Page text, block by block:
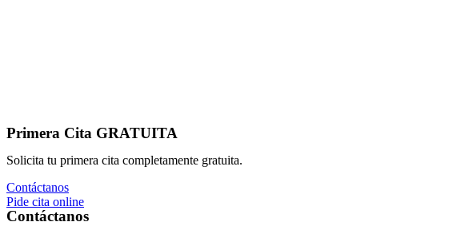
Primera Cita GRATUITA
Solicita tu primera cita completamente gratuita.
Contáctanos
Pide cita online
Contáctanos